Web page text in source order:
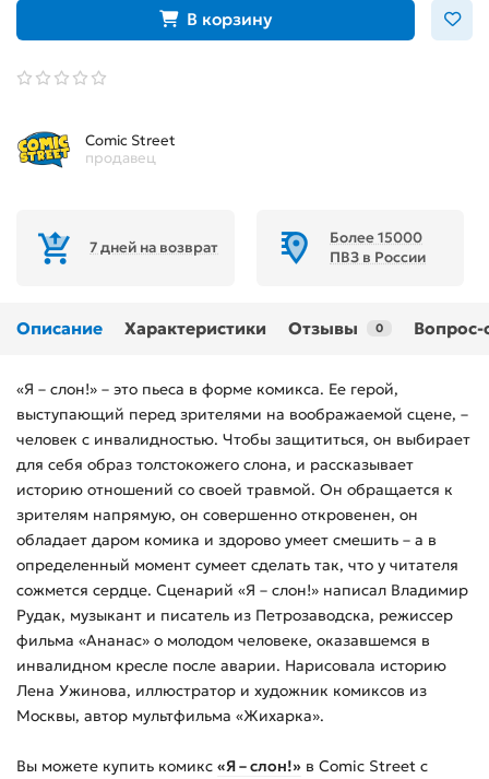
В корзину
Comic Street
продавец
7 дней на возврат
Более 15000
ПВЗ в России
Описание Характеристики Отзывы 0 Вопрос-
«Я – слон!» – это пьеса в форме комикса. Ее герой,
выступающий перед зрителями на воображаемой сцене, –
человек с инвалидностью. Чтобы защититься, он выбирает
для себя образ толстокожего слона, и рассказывает
историю отношений со своей травмой. Он обращается к
зрителям напрямую, он совершенно откровенен, он
обладает даром комика и здорово умеет смешить – а в
определенный момент сумеет сделать так, что у читателя
сожмется сердце. Сценарий «Я – слон!» написал Владимир
Рудак, музыкант и писатель из Петрозаводска, режиссер
фильма «Ананас» о молодом человеке, оказавшемся в
инвалидном кресле после аварии. Нарисовала историю
Лена Ужинова, иллюстратор и художник комиксов из
Москвы, автор мультфильма «Жихарка».
Вы можете купить комикс «Я – слон!» в Comic Street с